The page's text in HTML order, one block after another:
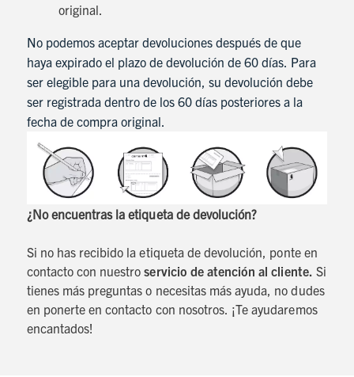
original.
No podemos aceptar devoluciones después de que
haya expirado el plazo de devolución de 60 días. Para
ser elegible para una devolución, su devolución debe
ser registrada dentro de los 60 días posteriores a la
fecha de compra original.
¿No encuentras la etiqueta de devolución?
Si no has recibido la etiqueta de devolución, ponte en
contacto con nuestroservicio de atención al cliente.
tienes más preguntas o necesitas más ayuda, no dudes
en ponerte en contacto con nosotros. ¡Te ayudaremos
encantados!